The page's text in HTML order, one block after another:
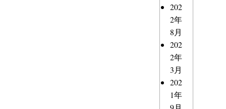
202
2年
8月
202
2年
3月
202
1年